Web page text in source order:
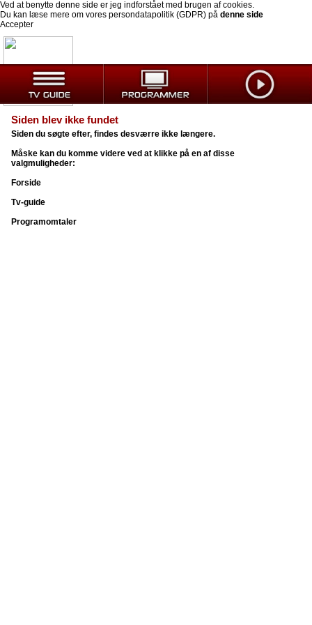
Ved at benytte denne side er jeg indforstået med brugen af cookies.
Du kan læse mere om vores persondatapolitik (GDPR) på denne side
Accepter
Siden blev ikke fundet
Siden du søgte efter, findes desværre ikke længere.
Måske kan du komme videre ved at klikke på en af disse
valgmuligheder:
Forside
Tv-guide
Programomtaler